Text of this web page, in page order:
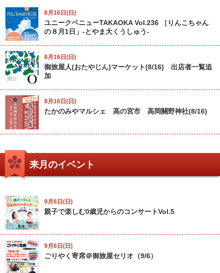
8月16日(日)
ユニークベニューTAKAOKA Vol.236 ［りんこちゃん
の８月1日」-とやま大くうしゅう-
8月16日(日)
御旅屋人(おたやじん)マーケット(8/16) 出店者一覧追
加
8月16日(日)
たかのみやマルシェ 高の宮市 高岡關野神社(8/16)
来月のイベント
9月6日(日)
親子で楽しむ0歳児からのコンサートVol.5
9月6日(日)
ごりやく寄席＠御旅屋セリオ（9/6）